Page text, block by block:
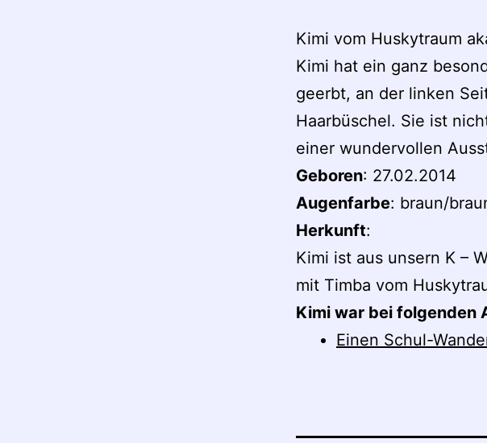
Kimi vom Huskytraum
Kimi hat ein ganz
geerbt, an der linken
Haarbüschel. Sie ist
einer wundervollen
Geboren: 27.02.2014
Augenfarbe: braun/
Herkunft:
Kimi ist aus unsern K –
mit Timba vom
Kimi war bei folgenden
Einen Schul-